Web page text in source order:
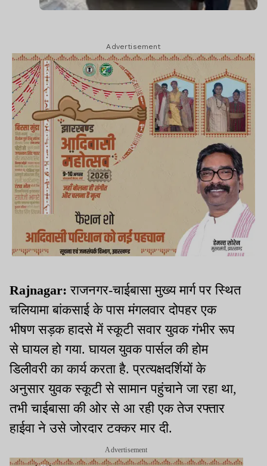
Advertisement
Rajnagar: राजनगर-चाईबासा मुख्य मार्ग पर स्थित
चलियामा बांकसाई के पास मंगलवार दोपहर एक
भीषण सड़क हादसे में स्कूटी सवार युवक गंभीर रूप
से घायल हो गया. घायल युवक पार्सल की होम
डिलीवरी का कार्य करता है. प्रत्यक्षदर्शियों के
अनुसार युवक स्कूटी से सामान पहुंचाने जा रहा था,
तभी चाईबासा की ओर से आ रही एक तेज रफ्तार
हाईवा ने उसे जोरदार टक्कर मार दी.
Advertisement